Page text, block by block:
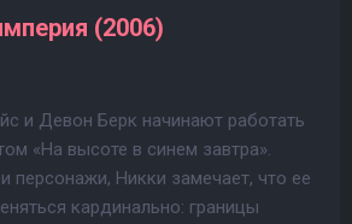
(2006)
и Девон Берк начинают работать
«На высоте в синем завтра».
персонажи, Никки замечает, что ее
кардинально: границы